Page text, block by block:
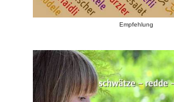
Empfehlung